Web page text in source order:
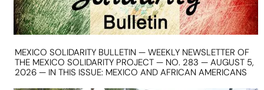
MEXICO SOLIDARITY BULLETIN — WEEKLY NEWSLETTER OF
THE MEXICO SOLIDARITY PROJECT — NO. 283 — AUGUST 5,
2026 — IN THIS ISSUE: MEXICO AND AFRICAN AMERICANS